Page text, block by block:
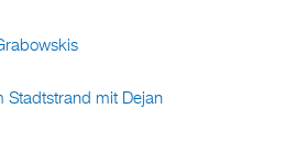
Stadtstrand mit Dejan